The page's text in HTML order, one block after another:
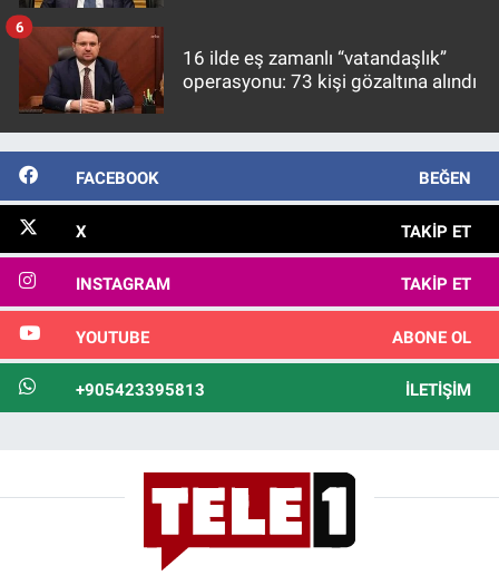
16 ilde eş zamanlı “vatandaşlık”
operasyonu: 73 kişi gözaltına alındı
6
FACEBOOK BEĞEN
X TAKIP ET
INSTAGRAM TAKIP ET
YOUTUBE ABONE OL
+905423395813 İLETIŞIM